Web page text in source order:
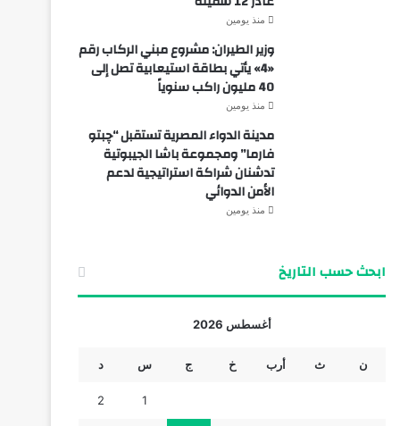
منذ يومين
وزير الطيران: مشروع مبني الركاب رقم
«4» يأتي بطاقة استيعابية تصل إلى
40 مليون راكب سنوياً
منذ يومين
مدينة الدواء المصرية تستقبل “چبتو
فارما” ومجموعة باشا الجيبوتية
تدشنان شراكة استراتيجية لدعم
الأمن الدوائي
منذ يومين
ابحث حسب التاريخ
أغسطس 2026
ن ث أرب خ ج س د
1
2